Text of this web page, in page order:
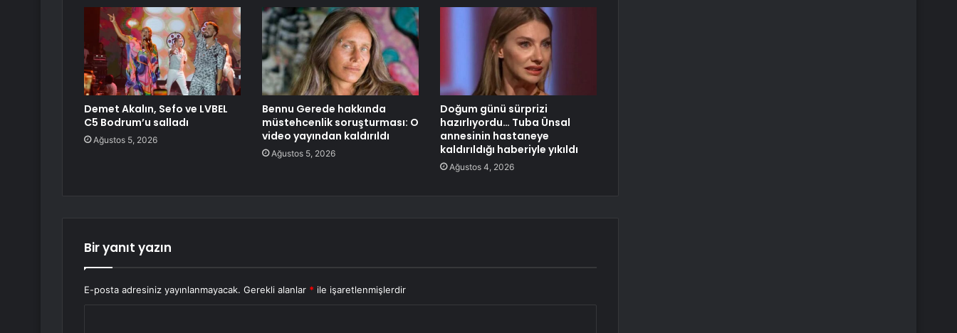
Demet Akalın, Sefo ve LVBEL
C5 Bodrum’u salladı
Ağustos 5, 2026
Bennu Gerede hakkında
müstehcenlik soruşturması: O
video yayından kaldırıldı
Ağustos 5, 2026
Doğum günü sürprizi
hazırlıyordu… Tuba Ünsal
annesinin hastaneye
kaldırıldığı haberiyle yıkıldı
Ağustos 4, 2026
Bir yanıt yazın
E-posta adresiniz yayınlanmayacak. Gerekli alanlar * ile işaretlenmişlerdir